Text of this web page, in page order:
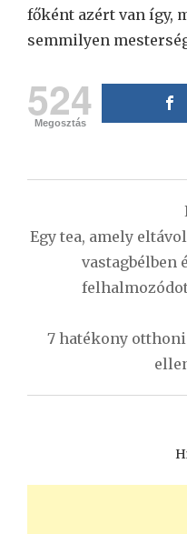
főként azért van így,
semmilyen
524
Megosztás
navigáció
Egy tea, amely
vastagbélben
7 hatékony